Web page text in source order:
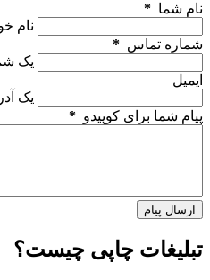
نام شما *
نام
شماره تماس *
یک
ایمیل
یک
پیام شما برای کوپیدو *
ارسال پیام
تبلیغات چاپی چیست؟